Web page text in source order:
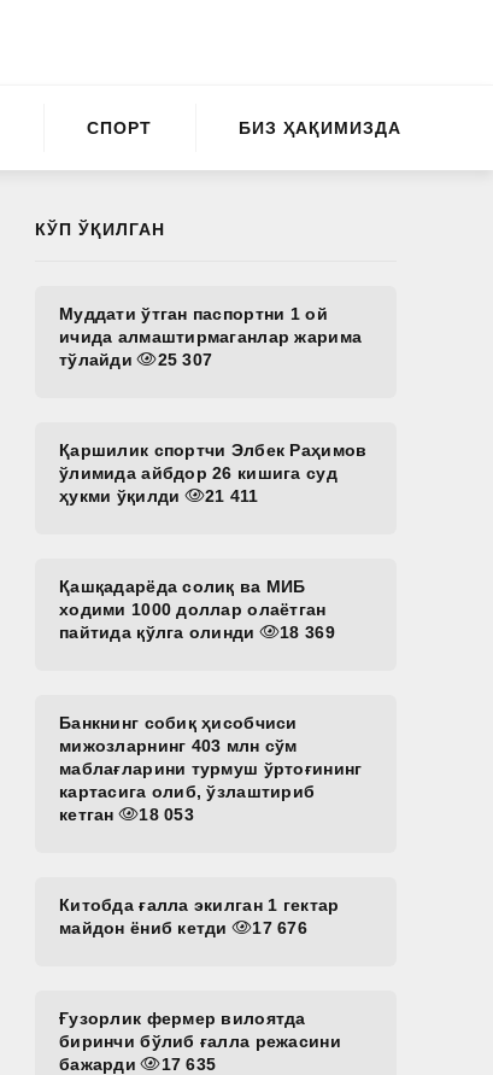
СПОРТ БИЗ ҲАҚИМИЗДА
КЎП ЎҚИЛГАН
Муддати ўтган паспортни 1 ой
ичида алмаштирмаганлар жарима
тўлайди
25 307
Қаршилик спортчи Элбек Раҳимов
ўлимида айбдор 26 кишига суд
ҳукми ўқилди
21 411
Қашқадарёда солиқ ва МИБ
ходими 1000 доллар олаётган
пайтида қўлга олинди
18 369
Банкнинг собиқ ҳисобчиси
мижозларнинг 403 млн сўм
маблағларини турмуш ўртоғининг
картасига олиб, ўзлаштириб
кетган
18 053
Китобда ғалла экилган 1 гектар
майдон ёниб кетди
17 676
Ғузорлик фермер вилоятда
биринчи бўлиб ғалла режасини
бажарди
17 635